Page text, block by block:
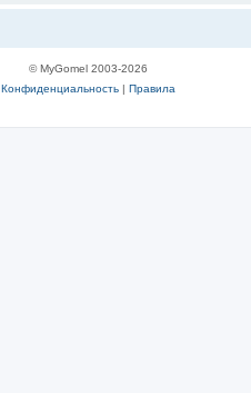
© MyGomel 2003-2026
Конфиденциальность| Правила